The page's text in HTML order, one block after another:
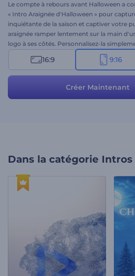
Le compte à rebours avant Halloween a
« Intro Araignée d'Halloween » pour
inquiétante de la saison et captiver votre
araignée ramper lentement sur la main
logo à ses côtés. Personnalisez-la
logo, votre slogan et une musique de fond
invitations, les messages de vœux, les
d'Halloween. Essayez-la dès maintenant !
16:9 9:16
Créer Maintenant
Dans la catégorie Intros